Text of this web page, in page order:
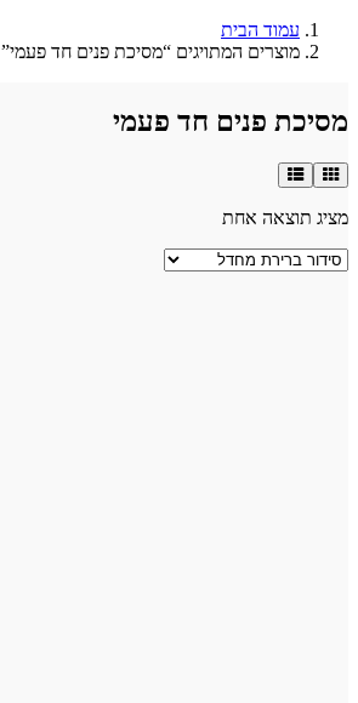
עמוד הבית
מוצרים המתויגים “מסיכת פנים חד פעמי”
מסיכת פנים חד פעמי
מציג תוצאה אחת